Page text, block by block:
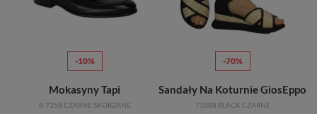
-10%
Mokasyny Tapi
B-7358 CZARNE SKÓRZANE
-70%
Sandały Na Koturnie GiosEppo
71088 BLACK CZARNE